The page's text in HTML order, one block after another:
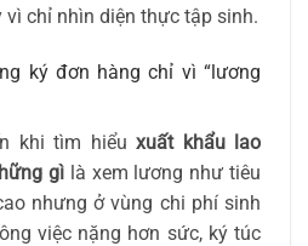
vì chỉ nhìn diện thực tập sinh.
ký đơn hàng chỉ vì “lương
khi tìm hiểu xuất khẩu lao
gì là xem lương như tiêu
nhưng ở vùng chi phí sinh
việc nặng hơn sức, ký túc